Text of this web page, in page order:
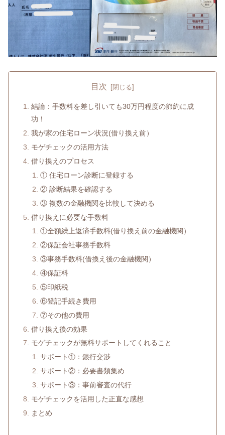
目次
結論：手数料を差し引いても30万円程度の節約に成
功！
我が家の住宅ローン状況(借り換え前）
モゲチェックの活用方法
借り換えのプロセス
① 住宅ローン診断に登録する
② 診断結果を確認する
③ 複数の金融機関を比較して決める
借り換えに必要な手数料
①全額繰上返済手数料(借り換え前の金融機関）
②保証会社事務手数料
③事務手数料(借換え後の金融機関）
④保証料
⑤印紙税
⑥登記手続き費用
⑦その他の費用
借り換え後の効果
モゲチェックが無料サポートしてくれること
サポート①：銀行交渉
サポート②：必要書類集め
サポート③：事前審査の代行
モゲチェックを活用した正直な感想
まとめ